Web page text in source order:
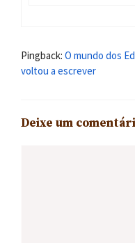
Pingback: O mundo dos
voltou a escrever
Deixe um